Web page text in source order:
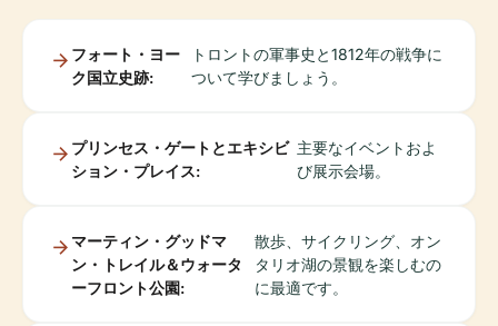
フォート・ヨー
ク国立史跡:
トロントの軍事史と1812年の戦争に
ついて学びましょう。
プリンセス・ゲートとエキシビ
ション・プレイス:
主要なイベントおよ
び展示会場。
マーティン・グッドマ
ン・トレイル＆ウォータ
ーフロント公園:
散歩、サイクリング、オン
タリオ湖の景観を楽しむの
に最適です。